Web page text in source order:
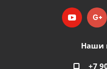
Наши
+7